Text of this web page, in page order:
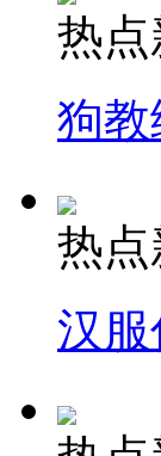
热点
狗
热点
汉